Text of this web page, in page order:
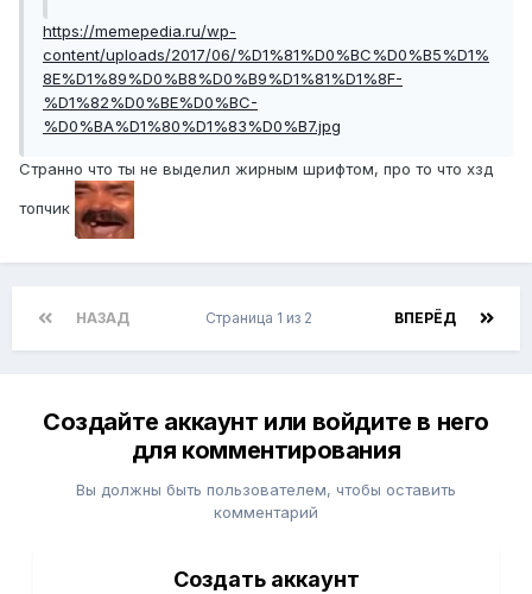
https://memepedia.ru/wp-
content/uploads/2017/06/%D1%81%D0%BC%D0%B5%D1%
8E%D1%89%D0%B8%D0%B9%D1%81%D1%8F-
%D1%82%D0%BE%D0%BC-
%D0%BA%D1%80%D1%83%D0%B7.jpg
Странно что ты не выделил жирным шрифтом, про то что хзд
топчик
НАЗАД ВПЕРЁД
Страница 1 из 2
Создайте аккаунт или войдите в него
для комментирования
Вы должны быть пользователем, чтобы оставить
комментарий
Создать аккаунт